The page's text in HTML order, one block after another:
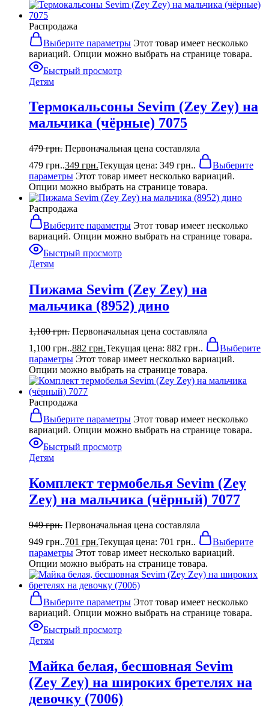
Распродажа
Выберите параметры Этот товар имеет несколько
вариаций. Опции можно выбрать на странице товара.
Быстрый просмотр
Детям
Термокальсоны Sevim (Zey Zey) на
мальчика (чёрные) 7075
479грн. Первоначальная цена составляла
479 грн..349 грн.Текущая цена: 349 грн..
Выберите
параметры Этот товар имеет несколько вариаций.
Опции можно выбрать на странице товара.
Распродажа
Выберите параметры Этот товар имеет несколько
вариаций. Опции можно выбрать на странице товара.
Быстрый просмотр
Детям
Пижама Sevim (Zey Zey) на
мальчика (8952) дино
1,100грн. Первоначальная цена составляла
1,100 грн..882 грн.Текущая цена: 882 грн..
Выберите
параметры Этот товар имеет несколько вариаций.
Опции можно выбрать на странице товара.
Распродажа
Выберите параметры Этот товар имеет несколько
вариаций. Опции можно выбрать на странице товара.
Быстрый просмотр
Детям
Комплект термобелья Sevim (Zey
Zey) на мальчика (чёрный) 7077
949грн. Первоначальная цена составляла
949 грн..701 грн.Текущая цена: 701 грн..
Выберите
параметры Этот товар имеет несколько вариаций.
Опции можно выбрать на странице товара.
Выберите параметры Этот товар имеет несколько
вариаций. Опции можно выбрать на странице товара.
Быстрый просмотр
Детям
Майка белая, бесшовная Sevim
(Zey Zey) на широких бретелях на
девочку (7006)